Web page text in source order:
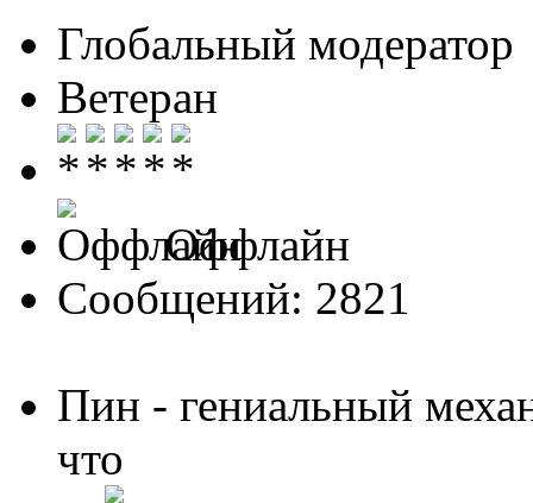
Глобальный модератор
Ветеран
Оффлайн
Сообщений: 2821
Пин - гениальный
что